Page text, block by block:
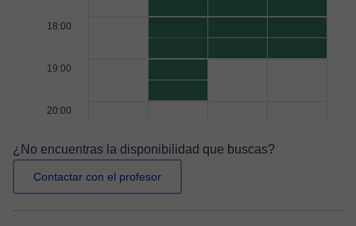
18:00
19:00
20:00
¿No encuentras la disponibilidad que buscas?
Contactar con el profesor